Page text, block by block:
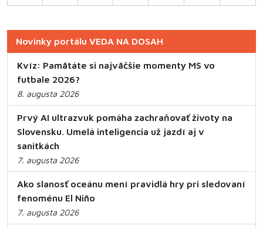
Novinky portálu VEDA NA DOSAH
Kvíz: Pamätáte si najväčšie momenty MS vo
futbale 2026?
8. augusta 2026
Prvý AI ultrazvuk pomáha zachraňovať životy na
Slovensku. Umelá inteligencia už jazdí aj v
sanitkách
7. augusta 2026
Ako slanosť oceánu mení pravidlá hry pri sledovaní
fenoménu El Niño
7. augusta 2026